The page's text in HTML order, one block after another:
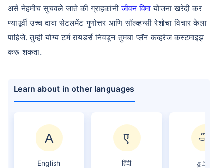
असे नेहमीच सुचवले जाते की ग्राहकांनीजीवन विमा योजना खरेदी कर
ण्यापूर्वी उच्च दावा सेटलमेंट गुणोत्तर आणि सॉल्व्हन्सी रेशोचा विचार केला
पाहिजे. तुम्ही योग्य टर्म रायडर्स निवडून तुमचा प्लॅन कव्हरेज कस्टमाइझ
करू शकता.
Learn about in other languages
English हिंदी தமிழ்